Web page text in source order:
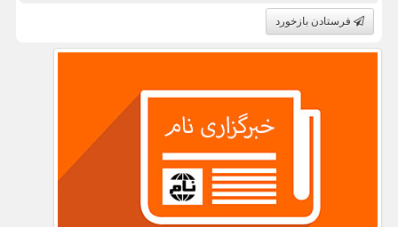
فرستادن بازخورد